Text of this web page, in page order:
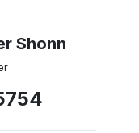
Shonn